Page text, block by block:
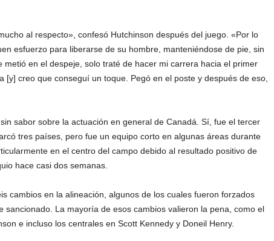
al respecto», confesó Hutchinson después del juego. «Por lo
esfuerzo para liberarse de su hombre, manteniéndose de pie, sin
metió en el despeje, solo traté de hacer mi carrera hacia el primer
creo que conseguí un toque. Pegó en el poste y después de eso,
sabor sobre la actuación en general de Canadá. Sí, fue el tercer
tres países, pero fue un equipo corto en algunas áreas durante
en el centro del campo debido al resultado positivo de
hace casi dos semanas.
cambios en la alineación, algunos de los cuales fueron forzados
sancionado. La mayoría de esos cambios valieron la pena, como el
e incluso los centrales en Scott Kennedy y Doneil Henry.